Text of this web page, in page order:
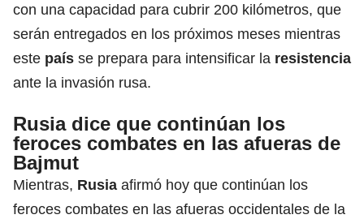
con una capacidad para cubrir 200 kilómetros, que
serán entregados en los próximos meses mientras
este país se prepara para intensificar la resistencia
ante la invasión rusa.
Rusia dice que continúan los
feroces combates en las afueras de
Bajmut
Mientras, Rusia afirmó hoy que continúan los
feroces combates en las afueras occidentales de la